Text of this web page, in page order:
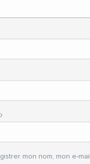
mon nom, mon e-